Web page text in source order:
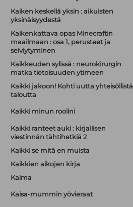
Kaiken keskellä yksin : aikuisten
yksinäisyydestä
Kaikenkattava opas Minecraftin
maailmaan : osa 1, perusteet ja
selviytyminen
Kaikkeuden sylissä : neurokirurgin
matka tietoisuuden ytimeen
Kaikki jakoon! Kohti uutta yhteisöllistä
taloutta
Kaikki minun roolini
Kaikki ranteet auki : kirjallisen
viestinnän tähtihetkiä 2
Kaikki se mitä en muista
Kaikkien aikojen kirja
Kaima
Kaisa-mummin yövieraat